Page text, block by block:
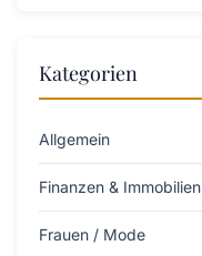
Kategorien
Allgemein
Finanzen & Immobilien
Frauen / Mode